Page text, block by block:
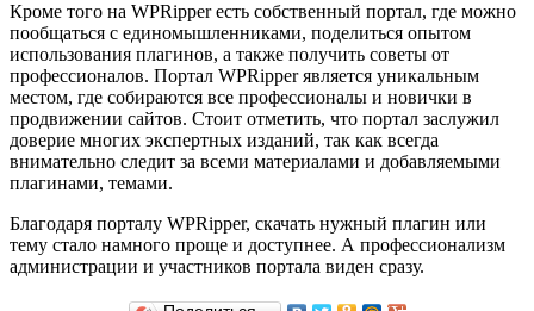
Кроме того на WPRipper есть собственный портал, где можно
пообщаться с единомышленниками, поделиться опытом
использования плагинов, а также получить советы от
профессионалов. Портал WPRipper является уникальным
местом, где собираются все профессионалы и новички в
продвижении сайтов. Стоит отметить, что портал заслужил
доверие многих экспертных изданий, так как всегда
внимательно следит за всеми материалами и добавляемыми
плагинами, темами.
Благодаря порталу WPRipper, скачать нужный плагин или
тему стало намного проще и доступнее. А профессионализм
администрации и участников портала виден сразу.